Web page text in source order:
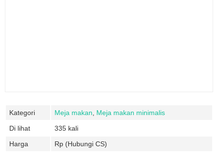
Kategori Meja makan
Meja makan minimalis
Di lihat
335 kali
Harga
Rp (Hubungi CS)